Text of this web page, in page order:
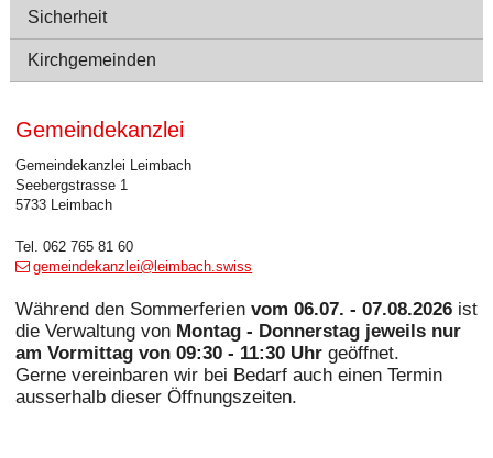
Sicherheit
Kirchgemeinden
Gemeindekanzlei
Beschreibung Gemeindekanzlei
Gemeindekanzlei Leimbach
Seebergstrasse 1
5733 Leimbach
Tel. 062 765 81 60
gemeindekanzlei@leimbach.swiss
Während den Sommerferien vom 06.07. - 07.08.2026ist
die Verwaltung von Montag - Donnerstag jeweils nur
am Vormittag von 09:30 - 11:30 Uhr geöffnet.
Gerne vereinbaren wir bei Bedarf auch einen Termin
ausserhalb dieser Öffnungszeiten.